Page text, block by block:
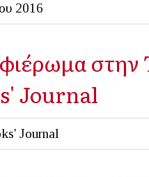
2016
στην
Journal
Journal